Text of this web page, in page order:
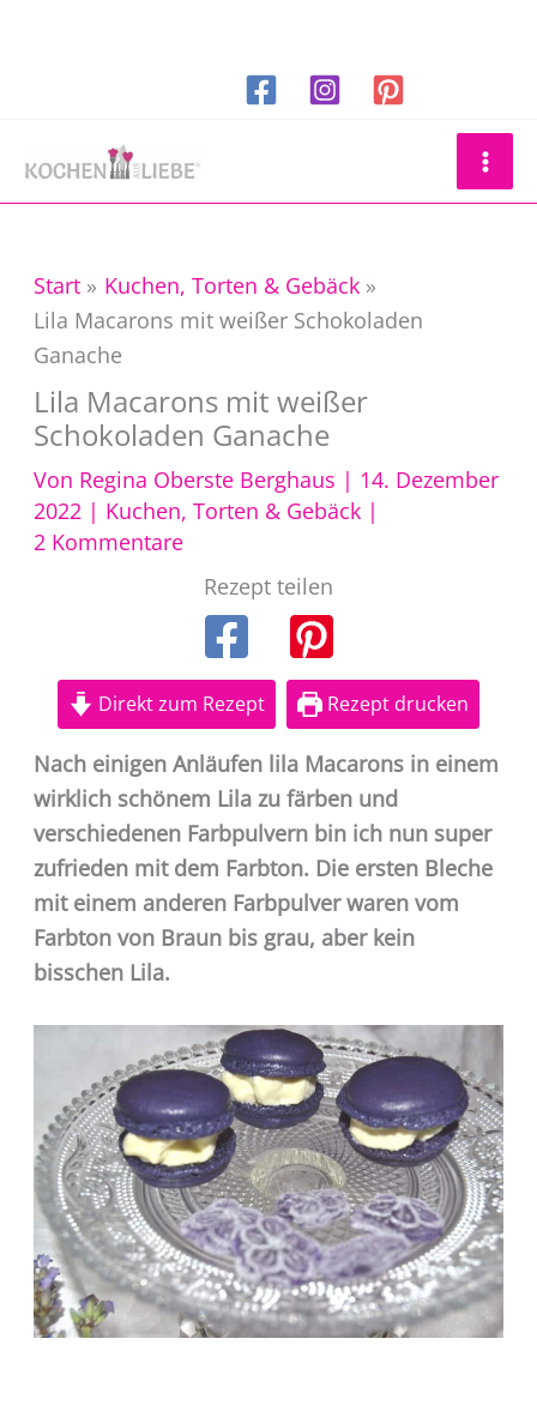
Start
Kuchen, Torten & Gebäck
Lila Macarons mit weißer Schokoladen
Ganache
Lila Macarons mit weißer
Schokoladen Ganache
Von Regina Oberste Berghaus | 14. Dezember
2022 | Kuchen, Torten & Gebäck|
2 Kommentare
Rezept teilen
Direkt zum Rezept Rezept drucken
Nach einigen Anläufen lila Macarons in einem
wirklich schönem Lila zu färben und
verschiedenen Farbpulvern bin ich nun super
zufrieden mit dem Farbton. Die ersten Bleche
mit einem anderen Farbpulver waren vom
Farbton von Braun bis grau, aber kein
bisschen Lila.